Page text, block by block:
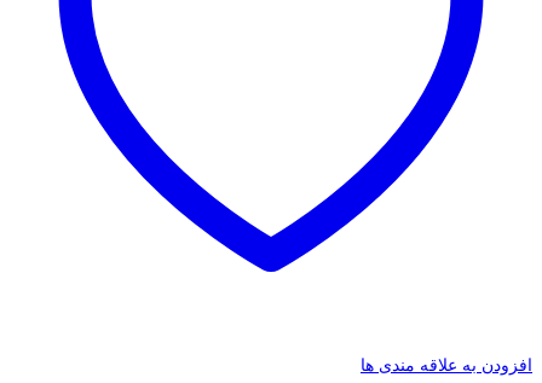
افزودن به علاقه مندی ها